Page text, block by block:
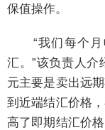
保值操作。
“我们每个月
汇。”该负责人介
元主要是卖出远
到近端结汇价格
高了即期结汇价